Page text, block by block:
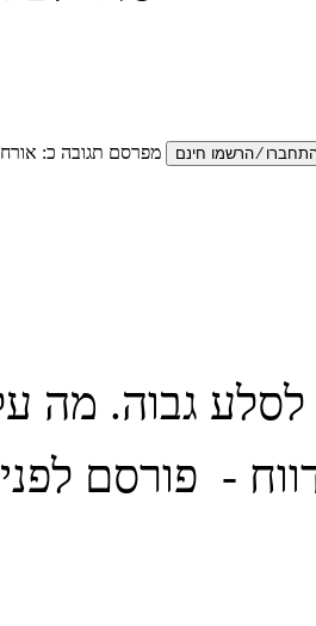
מפרסם תגובה כ: אורח
- פורסם לפני 11 שנים